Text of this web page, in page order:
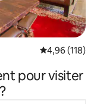
Évaluation
4,96 (118)
pour visiter